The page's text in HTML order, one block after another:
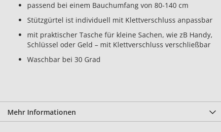
passend bei einem Bauchumfang von 80-140 cm
Stützgürtel ist individuell mit Klettverschluss anpassbar
mit praktischer Tasche für kleine Sachen, wie zB Handy,
Schlüssel oder Geld – mit Klettverschluss verschließbar
Waschbar bei 30 Grad
Mehr Informationen